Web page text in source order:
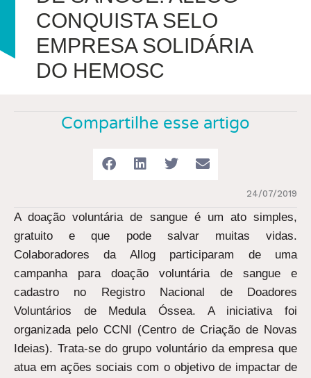
CONQUISTA SELO
EMPRESA SOLIDÁRIA
DO HEMOSC
Compartilhe esse artigo
24/07/2019
A doação voluntária de sangue é um ato simples,
gratuito e que pode salvar muitas vidas.
Colaboradores da Allog participaram de uma
campanha para doação voluntária de sangue e
cadastro no Registro Nacional de Doadores
Voluntários de Medula Óssea. A iniciativa foi
organizada pelo CCNI (Centro de Criação de Novas
Ideias). Trata-se do grupo voluntário da empresa que
atua em ações sociais com o objetivo de impactar de